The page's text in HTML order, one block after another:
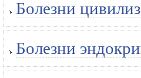
Болезни
Болезни